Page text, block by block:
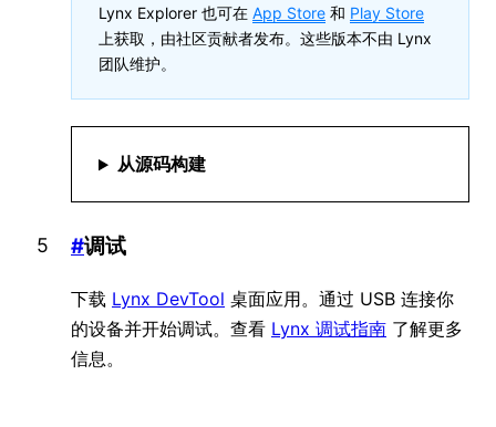
Lynx Explorer 也可在 App Store 和 Play Store
上获取，由社区贡献者发布。这些版本不由 Lynx
团队维护。
从源码构建
#调试
下载 Lynx DevTool 桌面应用。通过 USB 连接你
的设备并开始调试。查看 Lynx 调试指南 了解更多
信息。